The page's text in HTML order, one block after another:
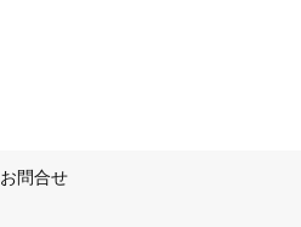
お問合せ